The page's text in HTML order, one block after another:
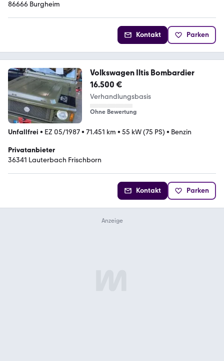
86666 Burgheim
Kontakt Parken
Volkswagen Iltis Bombardier
16.500 €
Verhandlungsbasis
Ohne Bewertung
Unfallfrei • EZ 05/1987• 71.451 km • 55 kW (75 PS) • Benzin
Privatanbieter
36341 Lauterbach Frischborn
Kontakt Parken